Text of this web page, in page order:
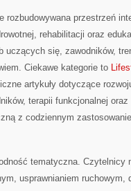
rozbudowywana przestrzeń
rehabilitacji oraz
uczących się, zawodników,
Ciekawe kategorie to
artykuły dotyczące
terapii funkcjonalnej
z codziennym
tematyczna. Czytelnicy
usprawnianiem ruchowym,